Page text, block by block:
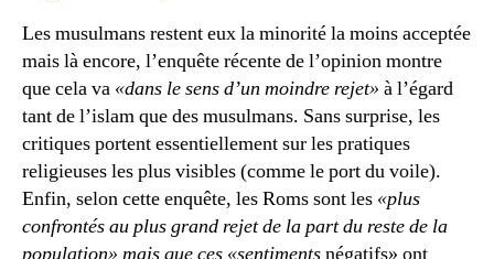
Les musulmans restent eux la minorité la moins acceptée
mais là encore, l’enquête récente de l’opinion montre
que cela va «dans le sens d’un moindre rejet» à l’égard
tant de l’islam que des musulmans. Sans surprise, les
critiques portent essentiellement sur les pratiques
religieuses les plus visibles (comme le port du voile).
Enfin, selon cette enquête, les Roms sont les «plus
confrontés au plus grand rejet de la part du reste de la
population» mais que ces «sentimentsnégatifs» ont